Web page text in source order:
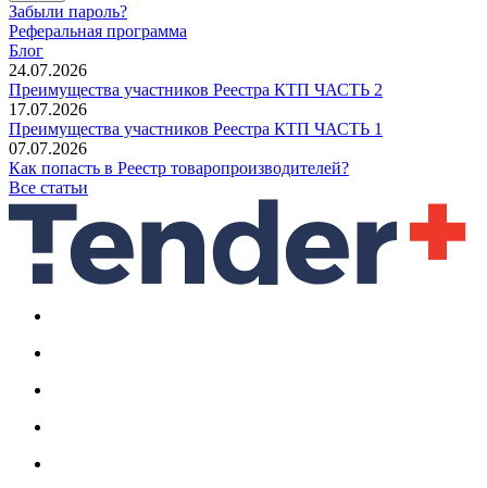
Забыли пароль?
Реферальная программа
Блог
24.07.2026
Преимущества участников Реестра КТП ЧАСТЬ 2
17.07.2026
Преимущества участников Реестра КТП ЧАСТЬ 1
07.07.2026
Как попасть в Реестр товаропроизводителей?
Все статьи